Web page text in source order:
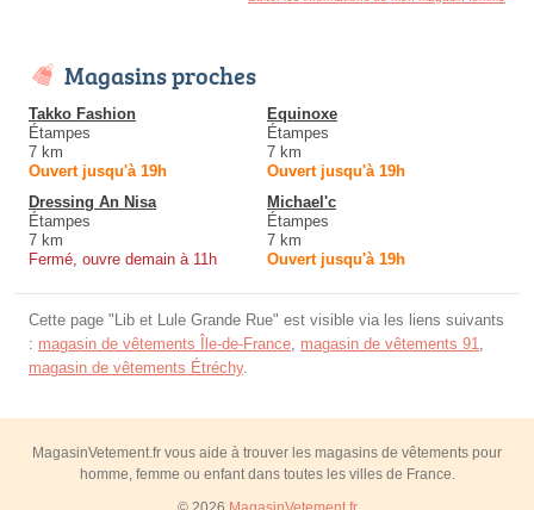
Magasins proches
Takko Fashion
Étampes
7 km
Ouvert jusqu'à 19h
Equinoxe
Étampes
7 km
Ouvert jusqu'à 19h
Dressing An Nisa
Étampes
7 km
Fermé, ouvre demain à 11h
Michael'c
Étampes
7 km
Ouvert jusqu'à 19h
Cette page "Lib et Lule Grande Rue" est visible via les liens suivants
: magasin de vêtements Île-de-France, magasin de vêtements 91,
magasin de vêtements Étréchy.
MagasinVetement.fr vous aide à trouver les magasins de vêtements pour
homme, femme ou enfant dans toutes les villes de France.